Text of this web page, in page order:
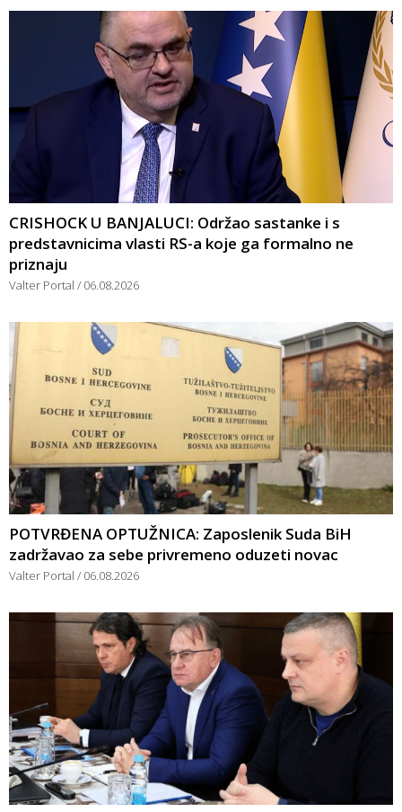
CRISHOCK U BANJALUCI: Održao sastanke i s
predstavnicima vlasti RS-a koje ga formalno ne
priznaju
Valter Portal 06.08.2026
POTVRĐENA OPTUŽNICA: Zaposlenik Suda BiH
zadržavao za sebe privremeno oduzeti novac
Valter Portal 06.08.2026